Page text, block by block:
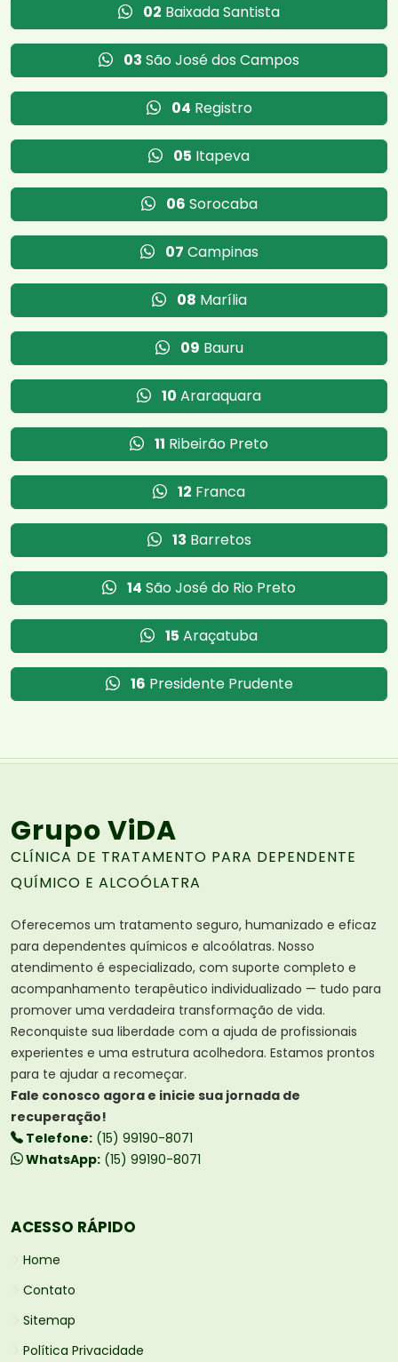
02 Baixada Santista
03 São José dos Campos
04 Registro
05 Itapeva
06 Sorocaba
07 Campinas
08 Marília
09 Bauru
10 Araraquara
11 Ribeirão Preto
12 Franca
13 Barretos
14 São José do Rio Preto
15 Araçatuba
16 Presidente Prudente
Grupo ViDA
CLÍNICA DE TRATAMENTO PARA DEPENDENTE
QUÍMICO E ALCOÓLATRA
Oferecemos um tratamento seguro, humanizado e eficaz
para dependentes químicos e alcoólatras. Nosso
atendimento é especializado, com suporte completo e
acompanhamento terapêutico individualizado — tudo para
promover uma verdadeira transformação de vida.
Reconquiste sua liberdade com a ajuda de profissionais
experientes e uma estrutura acolhedora. Estamos prontos
para te ajudar a recomeçar.
Fale conosco agora e inicie sua jornada de
recuperação!
Telefone: (15) 99190-8071
WhatsApp: (15) 99190-8071
ACESSO RÁPIDO
Home
Contato
Sitemap
Política Privacidade